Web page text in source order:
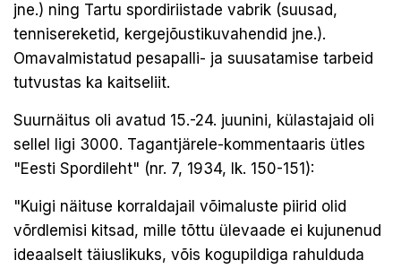
jne.) ning Tartu spordiriistade vabrik (suusad,
tennisereketid, kergejõustikuvahendid jne.).
Omavalmistatud pesapalli- ja suusatamise tarbeid
tutvustas ka kaitseliit.
Suurnäitus oli avatud 15.-24. juunini, külastajaid oli
sellel ligi 3000. Tagantjärele-kommentaaris ütles
"Eesti Spordileht" (nr. 7, 1934, lk. 150-151):
"Kuigi näituse korraldajail võimaluste piirid olid
võrdlemisi kitsad, mille tõttu ülevaade ei kujunenud
ideaalselt täiuslikuks, võis kogupildiga rahulduda